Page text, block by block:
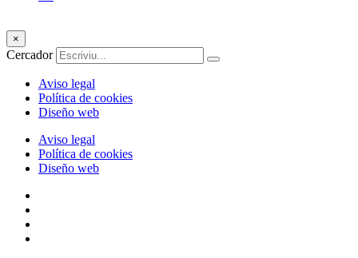
×
Cercador
Aviso legal
Política de cookies
Diseño web
Aviso legal
Política de cookies
Diseño web